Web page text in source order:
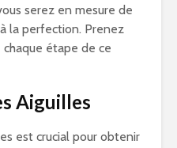
serez en mesure de
la perfection. Prenez
étape de ce
Aiguilles
est crucial pour obtenir